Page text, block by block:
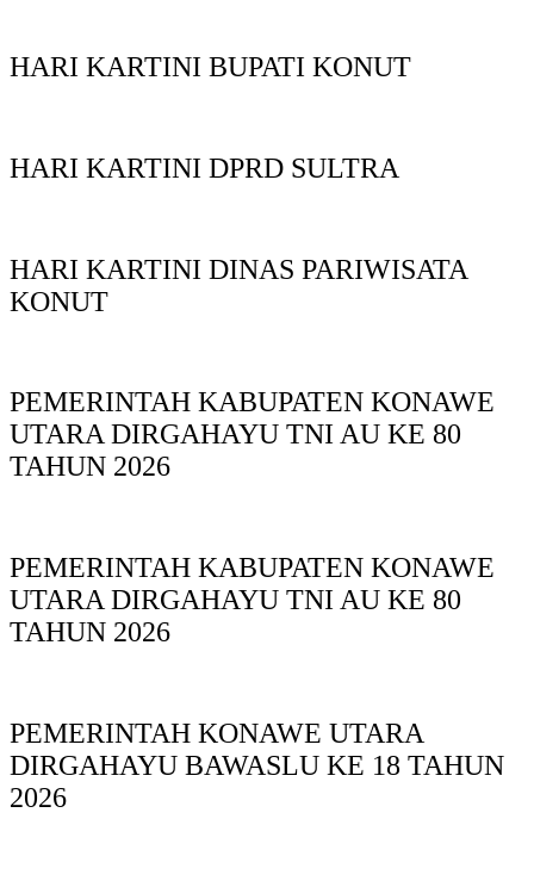
HARI KARTINI BUPATI KONUT
HARI KARTINI DPRD SULTRA
HARI KARTINI DINAS PARIWISATA
KONUT
PEMERINTAH KABUPATEN KONAWE
UTARA DIRGAHAYU TNI AU KE 80
TAHUN 2026
PEMERINTAH KABUPATEN KONAWE
UTARA DIRGAHAYU TNI AU KE 80
TAHUN 2026
PEMERINTAH KONAWE UTARA
DIRGAHAYU BAWASLU KE 18 TAHUN
2026